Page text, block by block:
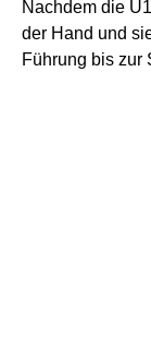
Nachdem die
der Hand und
Führung bis zur